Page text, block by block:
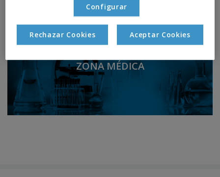
ZONA MÉDICA
Configurar
Rechazar Cookies Aceptar Cookies